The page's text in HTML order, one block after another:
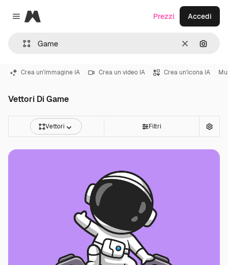
Close menu
Magnific
CancellaCerca
Prezzi Accedi
Crea un'immagine IA Crea un video IA Crea un'icona IA
Vettori Di Game
Vettori Filtri